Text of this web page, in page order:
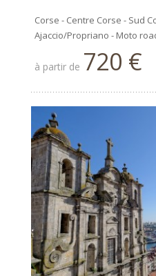
Corse - Centre Corse - Sud
Ajaccio/Propriano - Moto
à partir de 720 €